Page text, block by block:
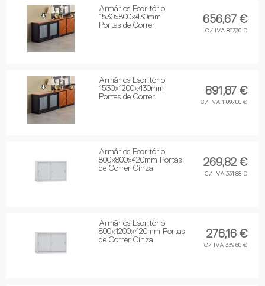
Armários Escritório
1530x800x430mm
Portas de Correr
656,67 €
C/ IVA 807,70 €
Armários Escritório
1530x1200x430mm
Portas de Correr
891,87 €
C/ IVA 1 097,00 €
Armários Escritório
800x800x420mm Portas
de Correr Cinza
269,82 €
C/ IVA 331,88 €
Armários Escritório
800x1200x420mm Portas
de Correr Cinza
276,16 €
C/ IVA 339,68 €